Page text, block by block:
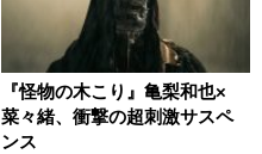
『怪物の木こり』亀梨和也×
菜々緒、衝撃の超刺激サスペ
ンス